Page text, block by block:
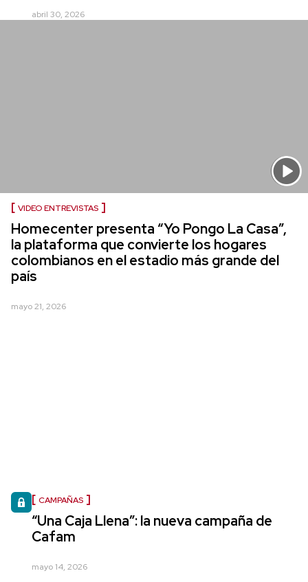
abril 30, 2026
VIDEO ENTREVISTAS
Homecenter presenta “Yo Pongo La Casa”,
la plataforma que convierte los hogares
colombianos en el estadio más grande del
país
mayo 21, 2026
CAMPAÑAS
“Una Caja Llena”: la nueva campaña de
Cafam
mayo 14, 2026